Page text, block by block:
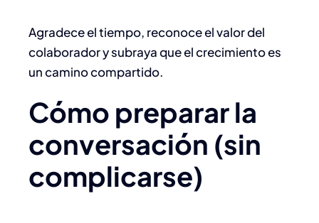
Agradece el tiempo, reconoce el valor del
colaborador y subraya que el crecimiento es
un camino compartido.
Cómo preparar la
conversación (sin
complicarse)